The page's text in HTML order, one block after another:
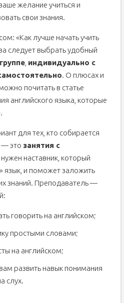
желание учиться и
свои знания.
«Как лучше начать учить
следует выбрать удобный
, индивидуально с
. О плюсах и
почитать в статье
английского языка, которые
для тех, кто собирается
— это занятия с
наставник, который
язык, и поможет заложить
знаний. Преподаватель —
говорить на английском;
простыми словами;
на английском;
развить навык понимания
слух.